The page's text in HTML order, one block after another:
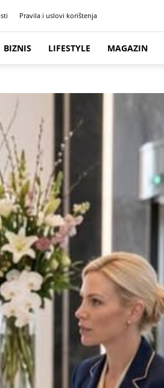
Pravila i uslovi korištenja
BIZNIS LIFESTYLE MAGAZIN